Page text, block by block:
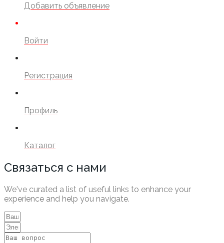
Добавить объявление
Войти
Регистрация
Профиль
Каталог
Связаться с нами
We've curated a list of useful links to enhance your
experience and help you navigate.